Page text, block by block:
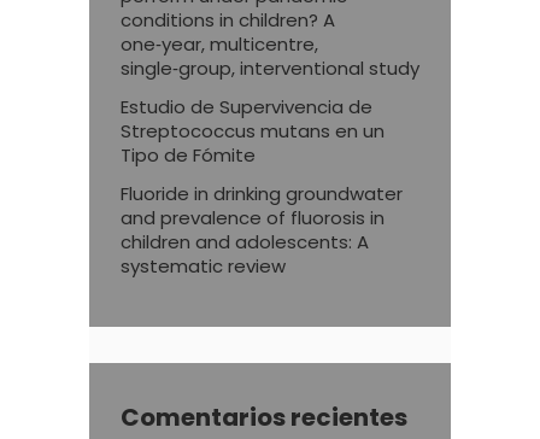
conditions in children? A
one‑year, multicentre,
single‑group, interventional study
Estudio de Supervivencia de
Streptococcus mutans en un
Tipo de Fómite
Fluoride in drinking groundwater
and prevalence of fluorosis in
children and adolescents: A
systematic review
Comentarios recientes